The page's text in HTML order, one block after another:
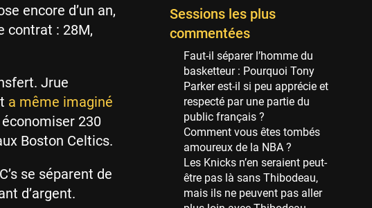
encore d’un an,
contrat : 28M,
Jrue
a même imaginé
230
Boston Celtics.
se séparent de
d’argent.
53 sessions
New Orleans Pelicans
53 sessions
Jeux Olympiques
52 sessions
Atlanta Hawks
45 sessions
Chicago Bulls
41 sessions
Memphis Grizzlies
Sessions les plus
commentées
Faut-il séparer l’homme du
basketteur : Pourquoi Tony
Parker est-il si peu apprécie et
respecté par une partie du
public français ?
Comment vous êtes tombés
amoureux de la NBA ?
Les Knicks n’en seraient peut-
être pas là sans Thibodeau,
mais ils ne peuvent pas aller